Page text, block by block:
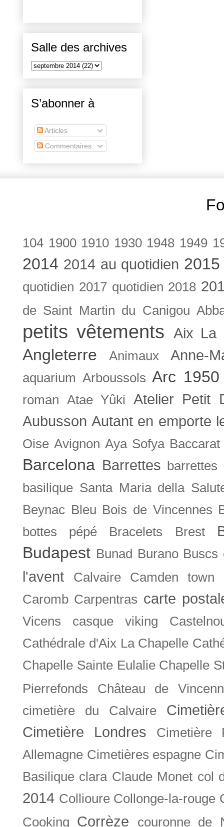
Salle des archives
S’abonner à
Articles
Commentaires
104 1900 1910 1930 1948 1949
2014 2014 au quotidien
quotidien 2017 quotidien 2018
de Saint Martin du Canigou
petits vêtements Aix La
Angleterre Animaux Anne-
aquarium Arboussols Arc 1950
roman Atae Yûki
Atelier Petit
Aubusson Autant en emporte
Oise Avignon Aya Sofya Baccarat
Barcelona Barrettes barrettes
basilique Santa Maria della
Beynac Bleu Bois de Vincennes
bottes pépé
Bracelets Brest
Budapest Bunad Burano Buscs
l'avent Calvaire Camden town
Caromb Carpentras carte
Vicens casque viking
Cathédrale d'Aix La Chapelle
Chapelle Sainte Eulalie Chapelle
Pierrefonds
Château de
cimetière du Calvaire
Cimetière Londres
Cimetière
Allemagne Cimetières espagne
Basilique clara Claude Monet col
2014 Collioure Collonge-la-rouge
Cooking
Corrèze couronne de